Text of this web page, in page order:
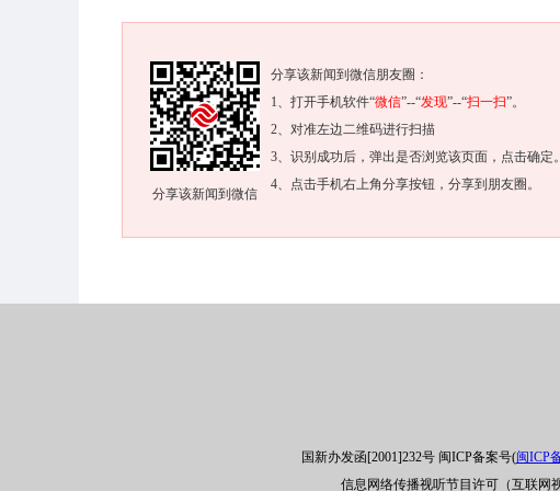
分享该新闻到微信
分享该新闻到微信朋友圈：
1、打开手机软件“微信”--“发现”--“扫一扫”。
2、对准左边二维码进行扫描
3、识别成功后，弹出是否浏览该页面，点击确定。
4、点击手机右上角分享按钮，分享到朋友圈。